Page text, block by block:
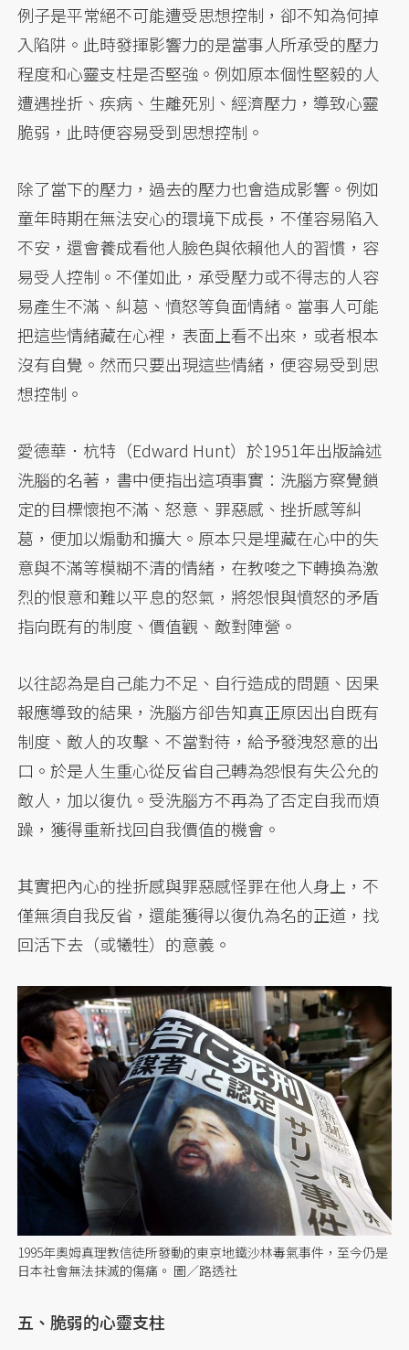
例子是平常絕不可能遭受思想控制，卻不知為何掉
入陷阱。此時發揮影響力的是當事人所承受的壓力
程度和心靈支柱是否堅強。例如原本個性堅毅的人
遭遇挫折、疾病、生離死別、經濟壓力，導致心靈
脆弱，此時便容易受到思想控制。
除了當下的壓力，過去的壓力也會造成影響。例如
童年時期在無法安心的環境下成長，不僅容易陷入
不安，還會養成看他人臉色與依賴他人的習慣，容
易受人控制。不僅如此，承受壓力或不得志的人容
易產生不滿、糾葛、憤怒等負面情緒。當事人可能
把這些情緒藏在心裡，表面上看不出來，或者根本
沒有自覺。然而只要出現這些情緒，便容易受到思
想控制。
愛德華．杭特（Edward Hunt）於1951年出版論述
洗腦的名著，書中便指出這項事實：洗腦方察覺鎖
定的目標懷抱不滿、怒意、罪惡感、挫折感等糾
葛，便加以煽動和擴大。原本只是埋藏在心中的失
意與不滿等模糊不清的情緒，在教唆之下轉換為激
烈的恨意和難以平息的怒氣，將怨恨與憤怒的矛盾
指向既有的制度、價值觀、敵對陣營。
以往認為是自己能力不足、自行造成的問題、因果
報應導致的結果，洗腦方卻告知真正原因出自既有
制度、敵人的攻擊、不當對待，給予發洩怒意的出
口。於是人生重心從反省自己轉為怨恨有失公允的
敵人，加以復仇。受洗腦方不再為了否定自我而煩
躁，獲得重新找回自我價值的機會。
其實把內心的挫折感與罪惡感怪罪在他人身上，不
僅無須自我反省，還能獲得以復仇為名的正道，找
回活下去（或犧牲）的意義。
1995年奧姆真理教信徒所發動的東京地鐵沙林毒氣事件，至今仍是
日本社會無法抹滅的傷痛。 圖／路透社
五、脆弱的心靈支柱